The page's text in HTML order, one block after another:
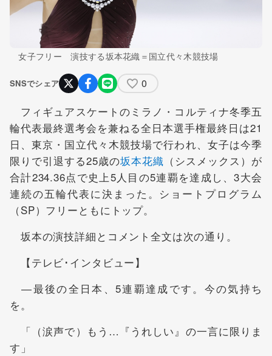
女子フリー 演技する坂本花織＝国立代々木競技場
SNSでシェア 0
フィギュアスケートのミラノ・コルティナ冬季五
輪代表最終選考会を兼ねる全日本選手権最終日は21
日、東京・国立代々木競技場で行われ、女子は今季
限りで引退する25歳の坂本花織 （シスメックス）が
合計234.36点で史上5人目の5連覇を達成し、3大会
連続の五輪代表に決まった。ショートプログラム
（SP）フリーともにトップ。
坂本の演技詳細とコメント全文は次の通り。
【テレビ･インタビュー】
―最後の全日本、5連覇達成です。今の気持ち
を。
「（涙声で）もう…『うれしい』の一言に限りま
す」